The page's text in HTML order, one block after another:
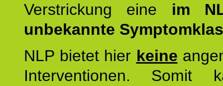
Verstrickung eine im
unbekannte
NLP bietet hier keine
Interventionen. Somit